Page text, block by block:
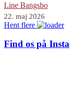
Line Bangsbo
22. maj 2026
Hent flere
Find os på